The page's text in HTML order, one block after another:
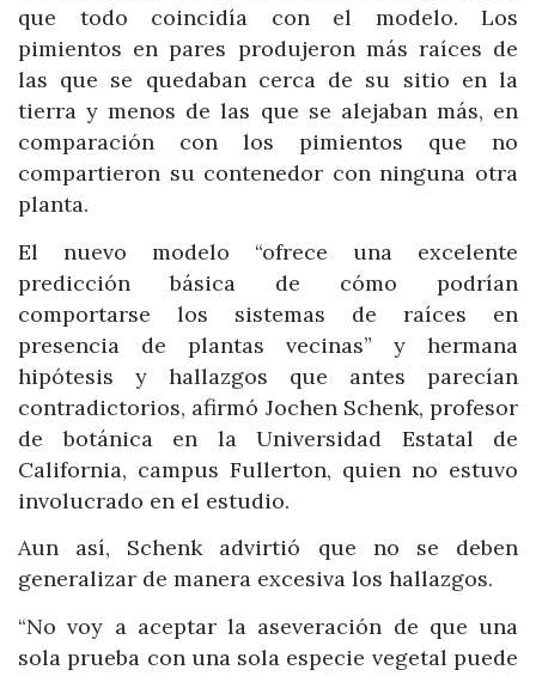
que todo coincidía con el modelo. Los
pimientos en pares produjeron más raíces de
las que se quedaban cerca de su sitio en la
tierra y menos de las que se alejaban más, en
comparación con los pimientos que no
compartieron su contenedor con ninguna otra
planta.
El nuevo modelo “ofrece una excelente
predicción básica de cómo podrían
comportarse los sistemas de raíces en
presencia de plantas vecinas” y hermana
hipótesis y hallazgos que antes parecían
contradictorios, afirmó Jochen Schenk, profesor
de botánica en la Universidad Estatal de
California, campus Fullerton, quien no estuvo
involucrado en el estudio.
Aun así, Schenk advirtió que no se deben
generalizar de manera excesiva los hallazgos.
“No voy a aceptar la aseveración de que una
sola prueba con una sola especie vegetal puede